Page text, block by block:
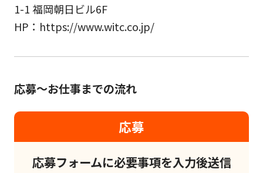
1-1 福岡朝日ビル6F
HP：https://www.witc.co.jp/
応募～お仕事までの流れ
応募
応募フォームに必要事項を入力後送信